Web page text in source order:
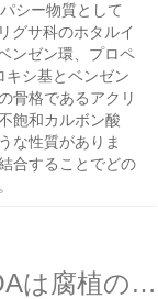
シー物質として
グサ科のホタルイ
ンゼン環、プロペ
キシ基とベンゼン
骨格であるアクリ
飽和カルボン酸
な性質がありま
合することでどの
アレロパシー物質のDIMBOAは腐植の構成要因として取り込まれるか？